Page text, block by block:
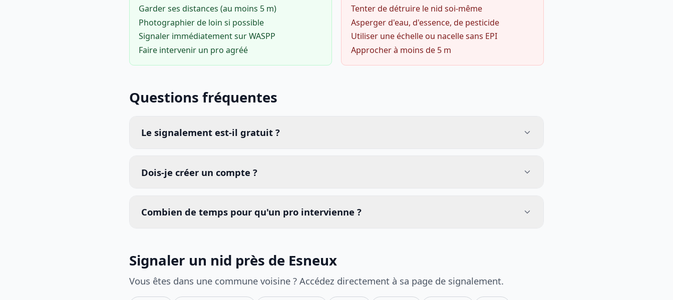
Garder ses distances (au moins 5 m)
Photographier de loin si possible
Signaler immédiatement sur WASPP
Faire intervenir un pro agréé
Tenter de détruire le nid soi-même
Asperger d'eau, d'essence, de pesticide
Utiliser une échelle ou nacelle sans EPI
Approcher à moins de 5 m
Questions fréquentes
Le signalement est-il gratuit ?
Dois-je créer un compte ?
Combien de temps pour qu'un pro intervienne ?
Signaler un nid près de Esneux
Vous êtes dans une commune voisine ? Accédez directement à sa page de signalement.